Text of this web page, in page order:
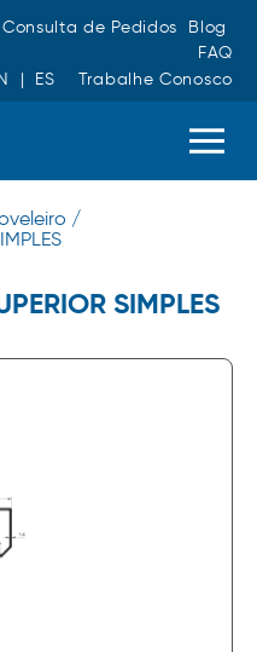
Consulta de Pedidos
Blog
FAQ
| ES Trabalhe Conosco
/
SIMPLES